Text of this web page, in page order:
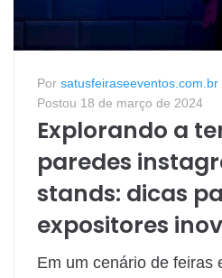
Por satusfeiraseeventos.com.br
Postou 18 de março de 2024
Explorando a
paredes
stands: dicas
expositores
Em um cenário de feiras